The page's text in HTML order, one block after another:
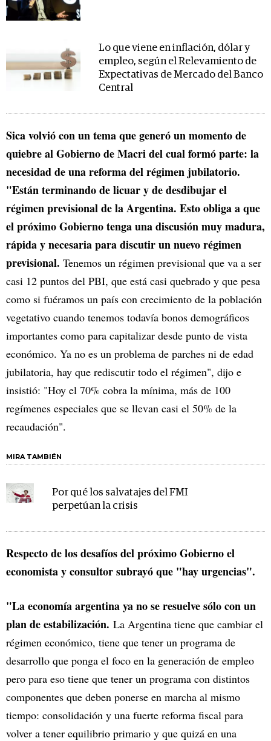
Lo que viene en inflación, dólar y
empleo, según el Relevamiento de
Expectativas de Mercado del Banco
Central
Sica volvió con un tema que generó un momento de
quiebre al Gobierno de Macri del cual formó parte: la
necesidad de una reforma del régimen jubilatorio.
"Están terminando de licuar y de desdibujar el
régimen previsional de la Argentina. Esto obliga a que
el próximo Gobierno tenga una discusión muy madura,
rápida y necesaria para discutir un nuevo régimen
previsional. Tenemos un régimen previsional que va a ser
casi 12 puntos del PBI, que está casi quebrado y que pesa
como si fuéramos un país con crecimiento de la población
vegetativo cuando tenemos todavía bonos demográficos
importantes como para capitalizar desde punto de vista
económico. Ya no es un problema de parches ni de edad
jubilatoria, hay que rediscutir todo el régimen", dijo e
insistió: "Hoy el 70% cobra la mínima, más de 100
regímenes especiales que se llevan casi el 50% de la
recaudación".
MIRA TAMBIÉN
Por qué los salvatajes del FMI
perpetúan la crisis
Respecto de los desafíos del próximo Gobierno el
economista y consultor subrayó que "hay urgencias".
"La economía argentina ya no se resuelve sólo con un
plan de estabilización. La Argentina tiene que cambiar el
régimen económico, tiene que tener un programa de
desarrollo que ponga el foco en la generación de empleo
pero para eso tiene que tener un programa con distintos
componentes que deben ponerse en marcha al mismo
tiempo: consolidación y una fuerte reforma fiscal para
volver a tener equilibrio primario y que quizá en una